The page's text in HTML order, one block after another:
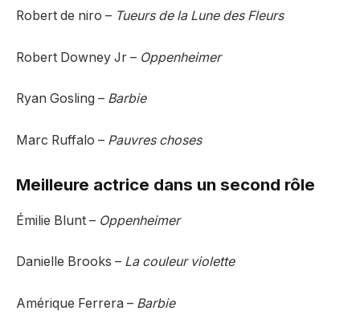
Robert de niro – Tueurs de la Lune des Fleurs
Robert Downey Jr – Oppenheimer
Ryan Gosling – Barbie
Marc Ruffalo – Pauvres choses
Meilleure actrice dans un second rôle
Émilie Blunt – Oppenheimer
Danielle Brooks – La couleur violette
Amérique Ferrera – Barbie